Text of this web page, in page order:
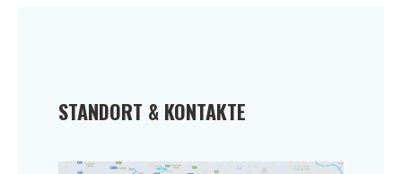
STANDORT & KONTAKTE